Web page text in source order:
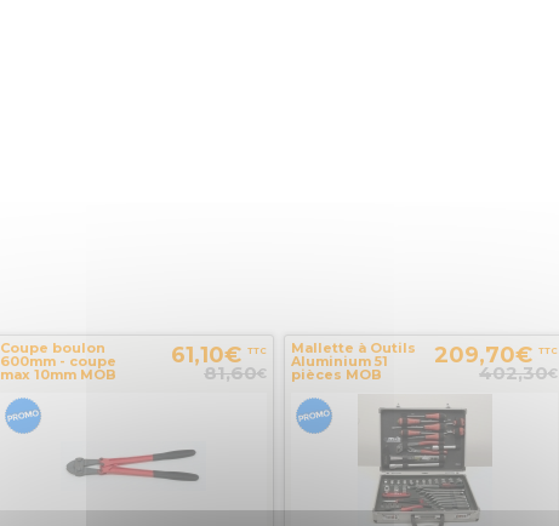
Coupe boulon
600mm - coupe
max 10mm MOB
61,10€ TTC
81,60€
Mallette à Outils
Aluminium 51
pièces MOB
209,70€ TTC
402,30€